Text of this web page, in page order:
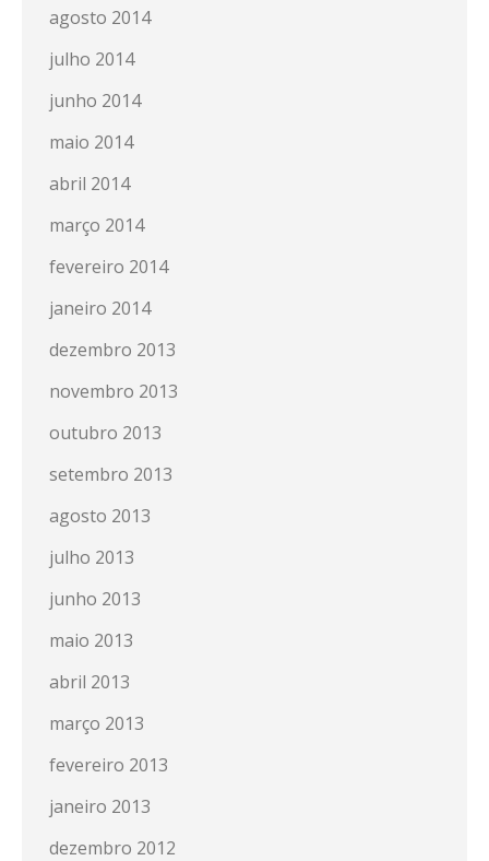
agosto 2014
julho 2014
junho 2014
maio 2014
abril 2014
março 2014
fevereiro 2014
janeiro 2014
dezembro 2013
novembro 2013
outubro 2013
setembro 2013
agosto 2013
julho 2013
junho 2013
maio 2013
abril 2013
março 2013
fevereiro 2013
janeiro 2013
dezembro 2012